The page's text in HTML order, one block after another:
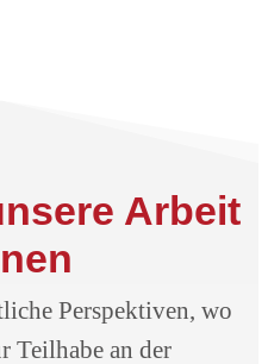
Arbeit
Perspektiven, wo
Teilhabe an der